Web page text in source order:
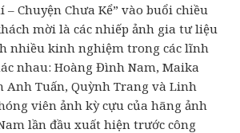
– Chuyện Chưa Kể” vào buổi chiều
mời là các nhiếp ảnh gia tư liệu
nhiều kinh nghiệm trong các lĩnh
nhau: Hoàng Đình Nam, Maika
Anh Tuấn, Quỳnh Trang và Linh
viên ảnh kỳ cựu của hãng ảnh
lần đầu xuất hiện trước công